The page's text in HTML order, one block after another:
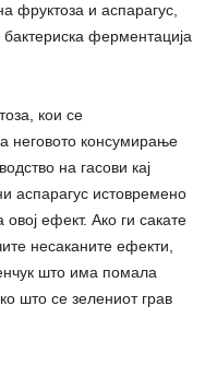
фруктоза и аспарагус,
ферментација
кои се
неговото консумирање
на гасови кај
аспарагус истовремено
ефект. Ако ги сакате
несаканите ефекти,
што има помала
што се зелениот грав